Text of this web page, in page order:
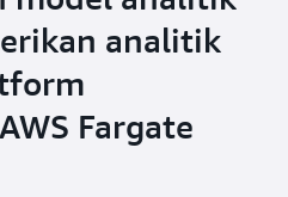
analitik
Fargate
frekuensi
menggunakan
BILL
mendukung
ECS dengan